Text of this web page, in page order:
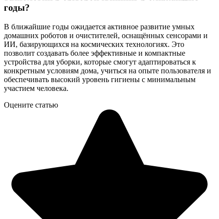
годы?
В ближайшие годы ожидается активное развитие умных
домашних роботов и очистителей, оснащённых сенсорами и
ИИ, базирующихся на космических технологиях. Это
позволит создавать более эффективные и компактные
устройства для уборки, которые смогут адаптироваться к
конкретным условиям дома, учиться на опыте пользователя и
обеспечивать высокий уровень гигиены с минимальным
участием человека.
Оцените статью